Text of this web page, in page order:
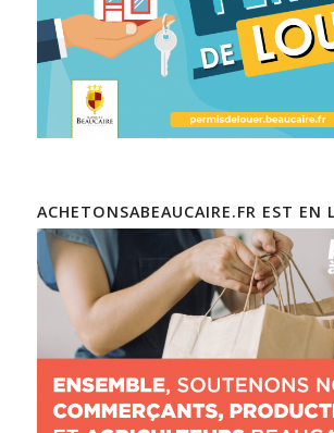
ACHETONSABEAUCAIRE.FR EST EN